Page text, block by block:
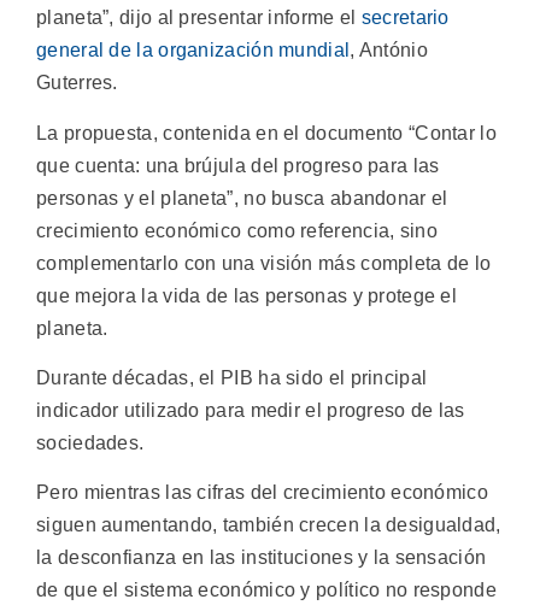
planeta”, dijo al presentar informe el secretario
general de la organización mundial , António
Guterres.
La propuesta, contenida en el documento “Contar lo
que cuenta: una brújula del progreso para las
personas y el planeta”, no busca abandonar el
crecimiento económico como referencia, sino
complementarlo con una visión más completa de lo
que mejora la vida de las personas y protege el
planeta.
Durante décadas, el PIB ha sido el principal
indicador utilizado para medir el progreso de las
sociedades.
Pero mientras las cifras del crecimiento económico
siguen aumentando, también crecen la desigualdad,
la desconfianza en las instituciones y la sensación
de que el sistema económico y político no responde